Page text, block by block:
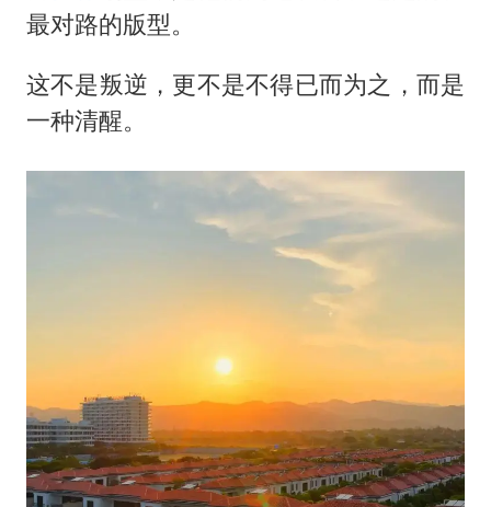
最对路的版型。
这不是叛逆，更不是不得已而为之，而是
一种清醒。